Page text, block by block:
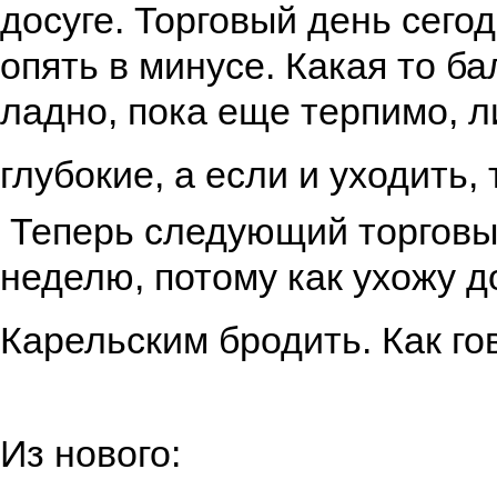
досуге. Торговый день
опять в минусе. Какая то
ладно, пока еще терпимо,
глубокие, а если и
Теперь следующий
неделю, потому как ухожу
Карельским бродить. Как
Из нового: